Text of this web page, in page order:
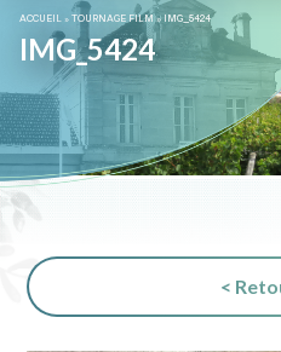
ACCUEIL »TOURNAGE FILM» IMG_5424
IMG_5424
<